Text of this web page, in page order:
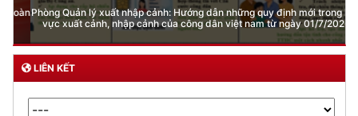
Phòng Quản lý xuất nhập cảnh: Hướng dẫn những quy định mới trong lĩnh
vực xuất cảnh, nhập cảnh của công dân việt nam từ ngày 01/7/2026
LIÊN KẾT